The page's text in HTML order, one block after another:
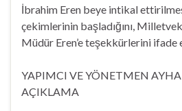
İbrahim Eren beye intikal
çekimlerinin başladığını,
Müdür Eren’e teşekkürlerini ifade
YAPIMCI VE YÖNETMEN
AÇIKLAMA